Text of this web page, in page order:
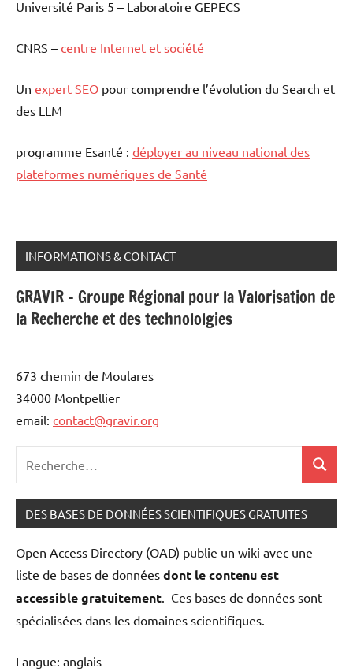
Université Paris 5 – Laboratoire GEPECS
CNRS – centre Internet et société
Un expert SEO pour comprendre l’évolution du Search et
des LLM
programme Esanté : déployer au niveau national des
plateformes numériques de Santé
INFORMATIONS & CONTACT
GRAVIR - Groupe Régional pour la Valorisation de
la Recherche et des technololgies
673 chemin de Moulares
34000 Montpellier
email: contact@gravir.org
:
DES BASES DE DONNÉES SCIENTIFIQUES GRATUITES
Open Access Directory (OAD) publie un wiki avec une
liste de bases de données dont le contenu est
accessible gratuitement . Ces bases de données sont
spécialisées dans les domaines scientifiques.
Langue: anglais